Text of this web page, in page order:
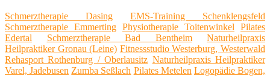
Schmerztherapie Dasing
EMS-Training Schenklengsfeld
Schmerztherapie Emmerting Physiotherapie Toitenwinkel
Pilates
Edertal
Schmerztherapie Bad Bentheim
Naturheilpraxis
Heilpraktiker Gronau (Leine) Fitnessstudio Westerburg, Westerwald
Rehasport Rothenburg / Oberlausitz Naturheilpraxis Heilpraktiker
Varel, Jadebusen Zumba Seßlach Pilates Metelen Logopädie Bogen,